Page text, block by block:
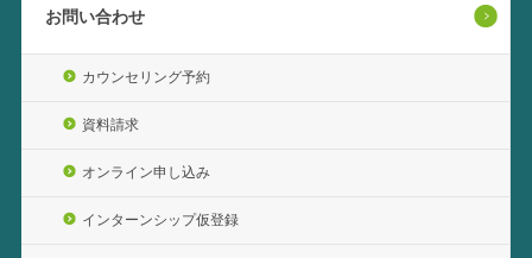
お問い合わせ
カウンセリング予約
資料請求
オンライン申し込み
インターンシップ仮登録